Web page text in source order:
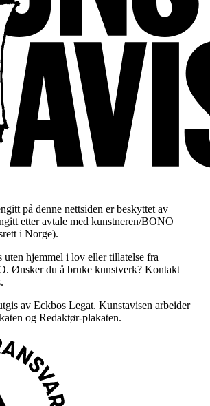
på denne nettsiden er beskyttet av
etter avtale med kunstneren/BONO
i Norge).
uten hjemmel i lov eller tillatelse fra
Ønsker du å bruke kunstverk? Kontakt
av Eckbos Legat. Kunstavisen arbeider
og Redaktør-plakaten.